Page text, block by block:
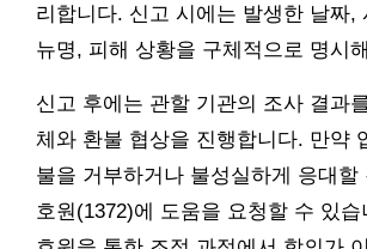
리합니다. 신고 시에는 발생한 날짜,
뉴명, 피해 상황을 구체적으로 명시
신고 후에는 관할 기관의 조사 결과
체와 환불 협상을 진행합니다. 만약
불을 거부하거나 불성실하게 응대할
호원(1372)에 도움을 요청할 수 있